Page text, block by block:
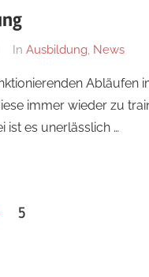
Von
Nossal
In Ausbildung News
Abläufen
immer wieder zu
ist es unerlässlich …
5